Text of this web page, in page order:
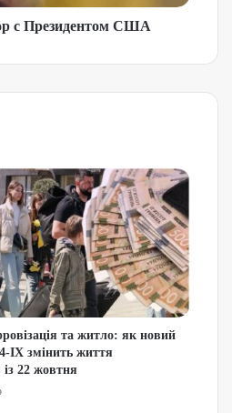
с Президентом США
та житло: як новий
IX змінить життя
із 22 жовтня